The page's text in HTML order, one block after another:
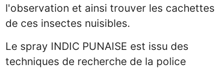
l'observation et ainsi trouver les cachettes
de ces insectes nuisibles.
Le spray INDIC PUNAISE est issu des
techniques de recherche de la police